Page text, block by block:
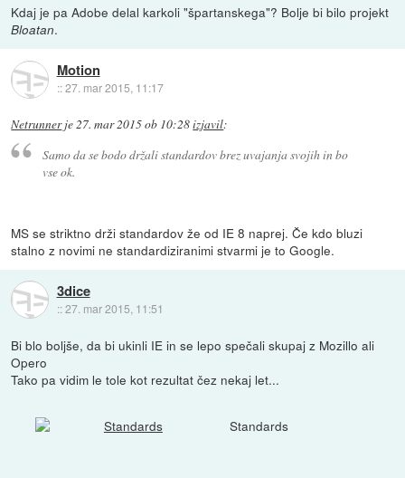
Kdaj je pa Adobe delal karkoli "špartanskega"? Bolje bi bilo projekt
Bloatan.
Motion
::27. mar 2015, 11:17
Netrunnerje27. mar 2015 ob 10:28izjavil:
Samo da se bodo držali standardov brez uvajanja svojih in bo
vse ok.
MS se striktno drži standardov že od IE 8 naprej. Če kdo bluzi
stalno z novimi ne standardiziranimi stvarmi je to Google.
3dice
::27. mar 2015, 11:51
Bi blo boljše, da bi ukinli IE in se lepo spečali skupaj z Mozillo ali
Opero
Tako pa vidim le tole kot rezultat čez nekaj let...
Standards